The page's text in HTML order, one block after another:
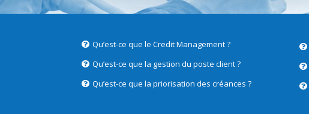
Qu’est-ce que le Credit Management ?
Qu’est-ce que la gestion du poste client ?
Qu’est-ce que la priorisation des créances ?